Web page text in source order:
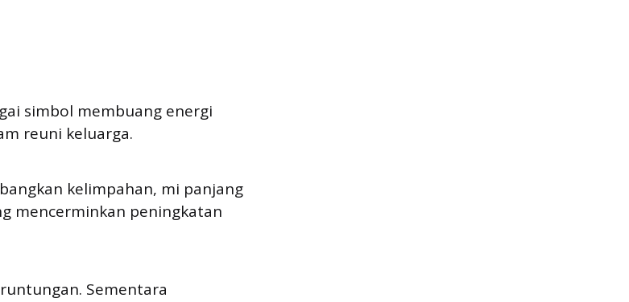
simbol membuang energi
reuni keluarga.
kelimpahan, mi panjang
mencerminkan peningkatan
Sementara